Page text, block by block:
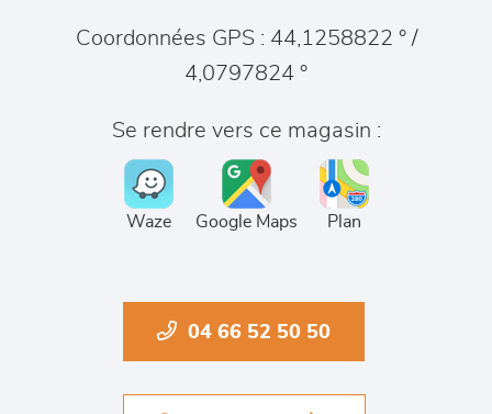
Coordonnées GPS : 44,1258822 ° /
4,0797824 °
Se rendre vers ce magasin :
Waze Google Maps Plan
04 66 52 50 50